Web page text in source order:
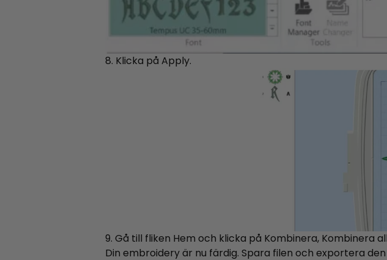
8. Klicka på Apply.
9. Gå till fliken Hem och klicka på Kombinera, Kombinera
Din embroidery är nu färdig. Spara filen och exportera